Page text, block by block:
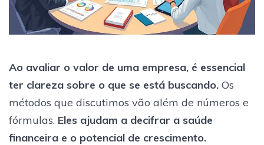
Ao avaliar o valor de uma empresa, é essencial
ter clareza sobre o que se está buscando. Os
métodos que discutimos vão além de números e
fórmulas. Eles ajudam a decifrar a saúde
financeira e o potencial de crescimento.